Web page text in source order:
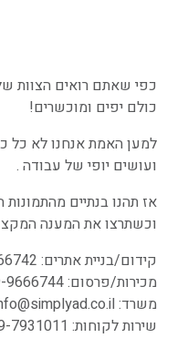
כפי שאתם רואים הצוות
כולם יפים ומוכשרים!
למען האמת אנחנו לא כל
ועושים יופי של עבודה .
אז תהנו בנתיים
וכשתרצו את המענה
קידום/בניית אתרים:
מכירות/פרסום:9666744
משרד:
שירות לקוחות: 7931011